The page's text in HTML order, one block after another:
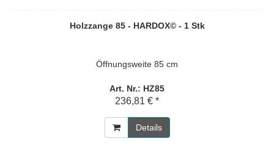
Holzzange 85 - HARDOX© - 1 Stk
Öffnungsweite 85 cm
Art. Nr.: HZ85
236,81 € *
Details